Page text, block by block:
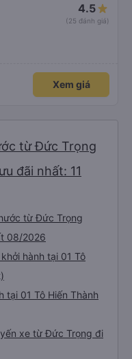
4.5
(25 đánh giá)
Xem giá
từ Đức Trọng
đãi nhất: 11
từ Đức Trọng
08/2026
hành tại 01 Tô
tại 01 Tô Hiến Thành
xe từ Đức Trọng đi